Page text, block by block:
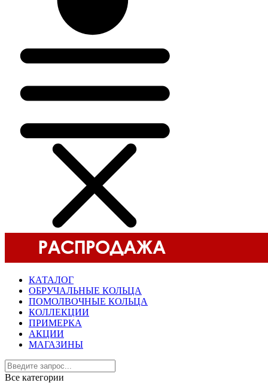
КАТАЛОГ
ОБРУЧАЛЬНЫЕ КОЛЬЦА
ПОМОЛВОЧНЫЕ КОЛЬЦА
КОЛЛЕКЦИИ
ПРИМЕРКА
АКЦИИ
МАГАЗИНЫ
Все категории